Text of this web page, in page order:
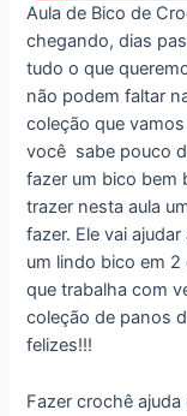
Aula de Bico de
chegando, dias
tudo o que
não podem faltar
coleção que
você sabe pouco
fazer um bico bem
trazer nesta aula
fazer. Ele vai
um lindo bico em 2
que trabalha com
coleção de panos
felizes!!!
Fazer crochê